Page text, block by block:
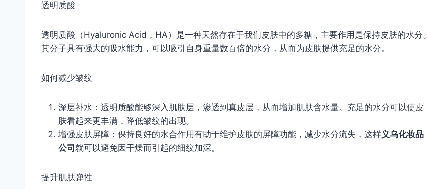
透明质酸
透明质酸（Hyaluronic Acid，HA）是一种天然存在于我们皮肤中的多糖，主要作用是保持皮肤的水分。
其分子具有强大的吸水能力，可以吸引自身重量数百倍的水分，从而为皮肤提供充足的水分。
如何减少皱纹
深层补水：透明质酸能够深入肌肤层，渗透到真皮层，从而增加肌肤含水量。充足的水分可以使皮
肤看起来更丰满，降低皱纹的出现。
增强皮肤屏障：保持良好的水合作用有助于维护皮肤的屏障功能，减少水分流失，这样义乌化妆品
公司 就可以避免因干燥而引起的细纹加深。
提升肌肤弹性